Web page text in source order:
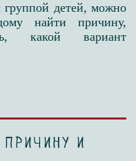
группой детей, можно
найти причину,
какой вариант
и